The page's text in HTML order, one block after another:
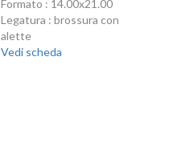
Formato : 14.00x21.00
Legatura : brossura con
alette
Vedi scheda